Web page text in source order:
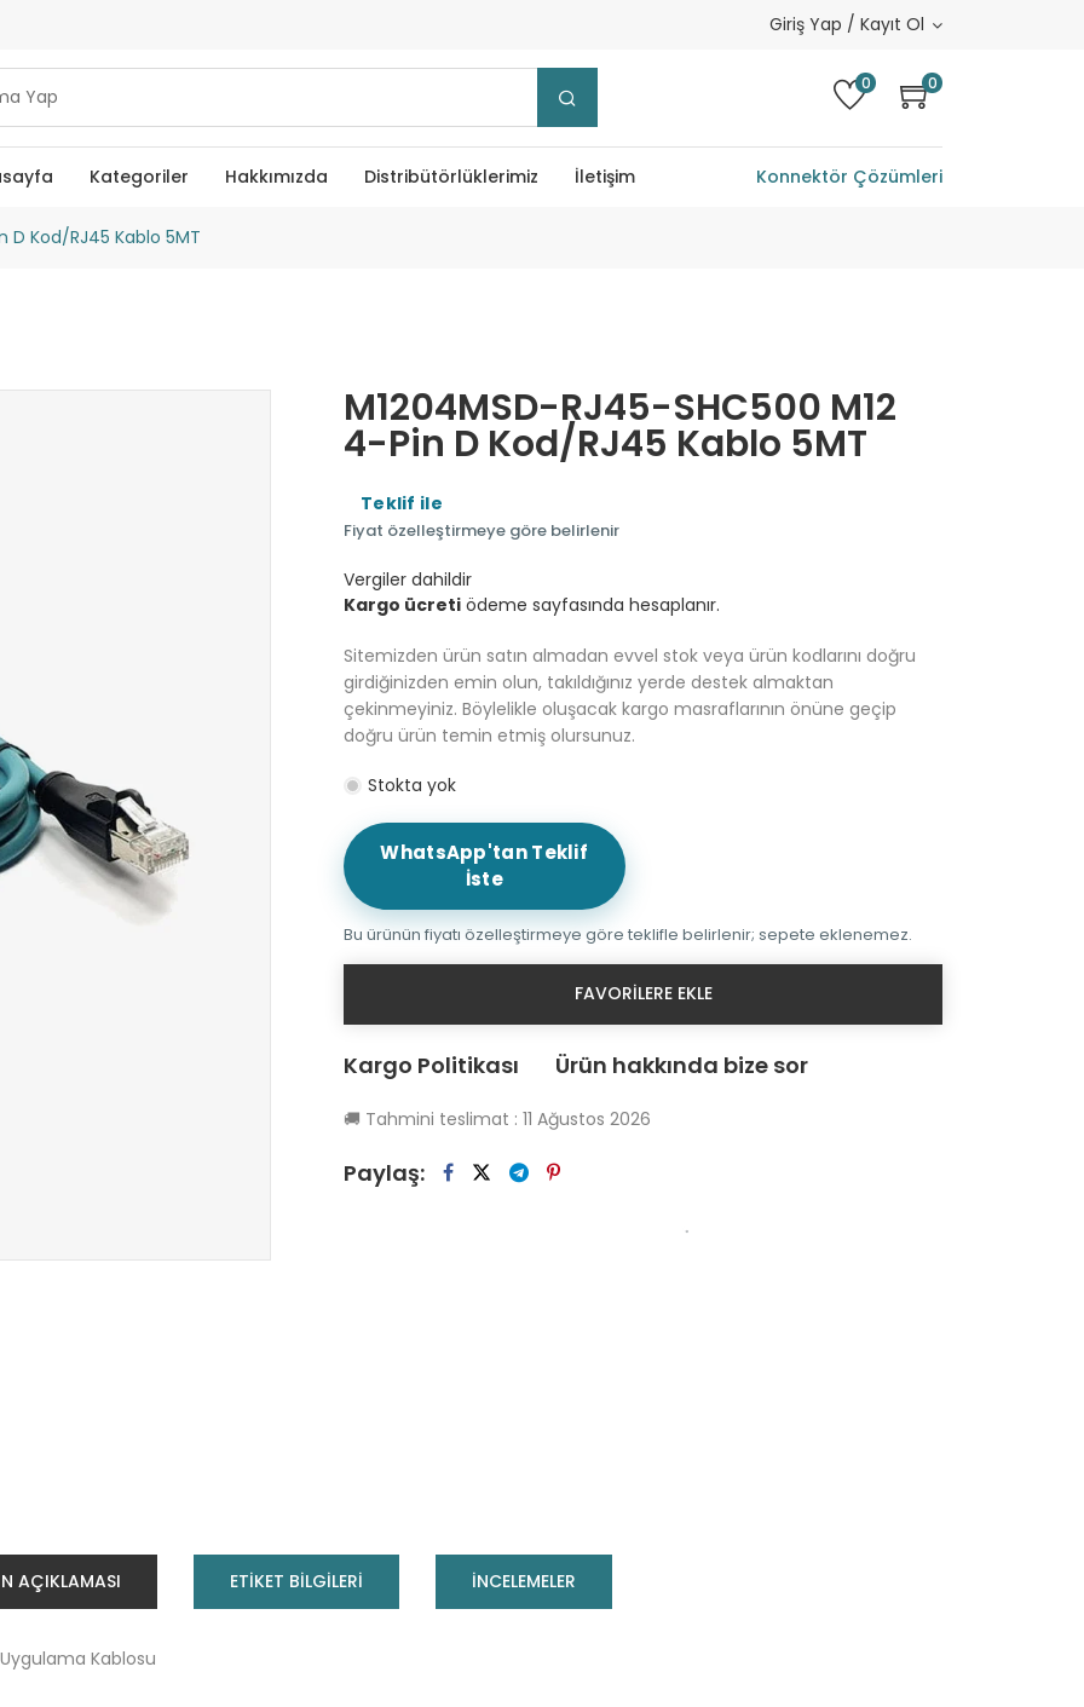
Giriş Yap / Kayıt Ol
0 0
Kategoriler Hakkımızda Distribütörlüklerimiz İletişim Konnektör Çözümleri
D Kod/RJ45 Kablo 5MT
M1204MSD-RJ45-SHC500 M12
4-Pin D Kod/RJ45 Kablo 5MT
Teklif ile
Fiyat özelleştirmeye göre belirlenir
Vergiler dahildir
Kargo ücreti ödeme sayfasında hesaplanır.
Sitemizden ürün satın almadan evvel stok veya ürün kodlarını doğru
girdiğinizden emin olun, takıldığınız yerde destek almaktan
çekinmeyiniz. Böylelikle oluşacak kargo masraflarının önüne geçip
doğru ürün temin etmiş olursunuz.
Stokta yok
WhatsApp'tan Teklif
İste
Bu ürünün fiyatı özelleştirmeye göre teklifle belirlenir; sepete eklenemez.
FAVORILERE EKLE
Kargo Politikası Ürün hakkında bize sor
🚚 Tahmini teslimat : 11 Ağustos 2026
Paylaş:
AÇIKLAMASI ETİKET BİLGİLERİ INCELEMELER
Kablosu